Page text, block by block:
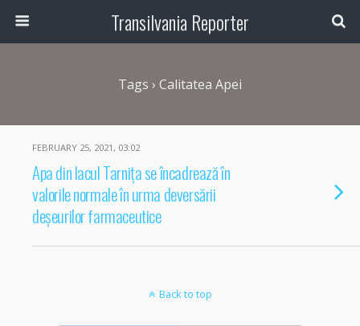
Transilvania Reporter
Tags › Calitatea Apei
FEBRUARY 25, 2021, 03:02
Apa din lacul Tarnița se încadrează în
valorile normale în urma deversării
deșeurilor farmaceutice
Back to top